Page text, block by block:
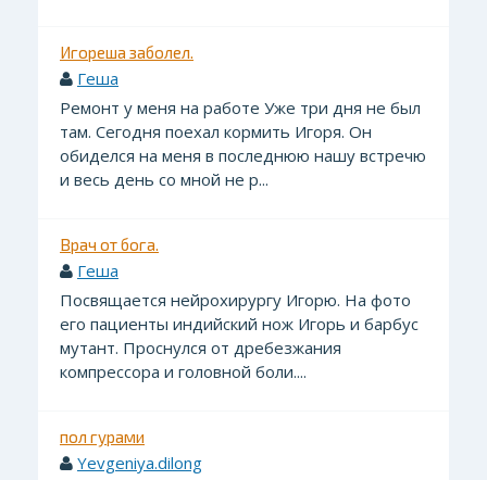
Игореша заболел.
Геша
Ремонт у меня на работе Уже три дня не был
там. Сегодня поехал кормить Игоря. Он
обиделся на меня в последнюю нашу встречю
и весь день со мной не р...
Врач от бога.
Геша
Посвящается нейрохирургу Игорю. На фото
его пациенты индийский нож Игорь и барбус
мутант. Проснулся от дребезжания
компрессора и головной боли....
пол гурами
Yevgeniya.dilong